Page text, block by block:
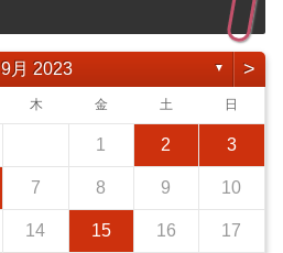
9月 2023 ▼ >
木 金 土 日
1 2 3
7 8 9 10
14 15 16 17